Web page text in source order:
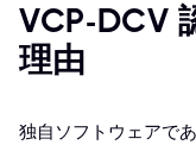
VCP-DCV
理由
独自ソフトウェアで